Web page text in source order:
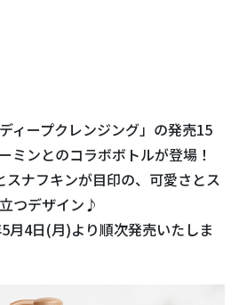
ィープクレンジング」の発売15
ミンとのコラボボトルが登場！
スナフキンが目印の、可愛さとス
つデザイン♪
5月4日(月)より順次発売いたしま